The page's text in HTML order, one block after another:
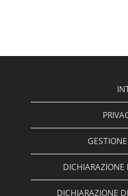
DICHIARAZIONE
DICHIARAZIONE